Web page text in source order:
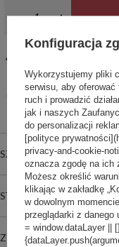
- +
Ten produkt nie jest
Bezpieczne zakupy
SZCZEGÓŁOWE
STREFA
ZADAJ PYTANIE
Konfiguracja
Wykorzystujemy pliki
serwisu, aby oferować
ruch i prowadzić
jak i naszych
do personalizacji
[polityce
privacy-and-cookie-
oznacza zgodę na ich
Możesz określić
klikając w zakładkę
w dowolnym
przeglądarki z danego
= window.dataLayer ||